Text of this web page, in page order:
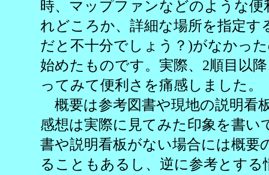
時、マップファンなどのような
れどころか、詳細な場所を指定す
だと不十分でしょう？)がなかっ
始めたものです。実際、2順目以
ってみて便利さを痛感しました。
概要は参考図書や現地の説明看
感想は実際に見てみた印象を書い
書や説明看板がない場合には概要
ることもあるし、逆に参考とする